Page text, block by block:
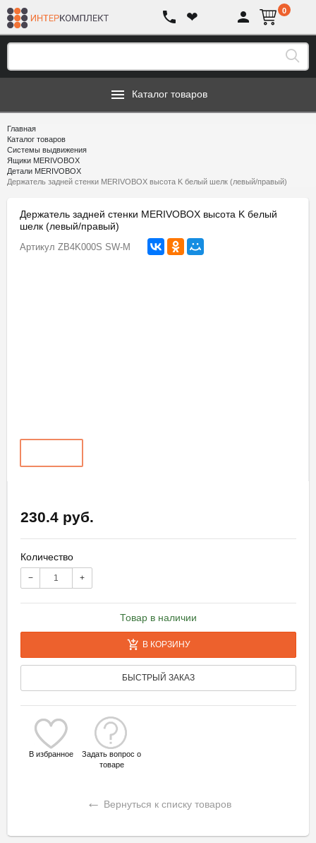
❤ 0
Каталог товаров
Главная
Каталог товаров
Системы выдвижения
Ящики MERIVOBOX
Детали MERIVOBOX
Держатель задней стенки MERIVOBOX высота K белый шелк (левый/правый)
Держатель задней стенки MERIVOBOX высота K белый
шелк (левый/правый)
Артикул ZB4K000S SW-M
230.4 руб.
Количество
− +
Товар в наличии
В КОРЗИНУ
БЫСТРЫЙ ЗАКАЗ
В избранное
Задать вопрос о
товаре
← Вернуться к списку товаров